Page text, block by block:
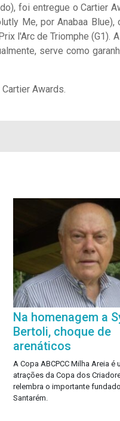
foi entregue o Cartier
Me, por Anabaa
l'Arc de Triomphe (G1).
serve como
Awards.
Na homenagem a
Bertoli, choque de
arenáticos
A Copa ABCPCC Milha Areia é
atrações da Copa dos
relembra o importante
Santarém.